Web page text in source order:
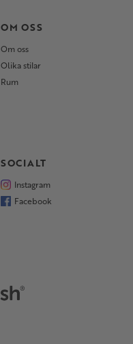
OM OSS
Om oss
Olika stilar
Rum
SOCIALT
Instagram
Facebook